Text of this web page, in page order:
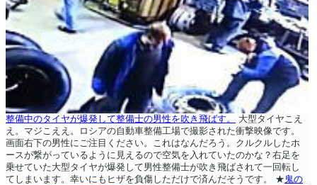
整備中のタイヤが爆発して整備士の男性を吹き飛ばす。
大型タイヤこえ
え。マジこええ。ロシアの自動車整備工場で撮影された衝撃映像です。
画面右下の男性にご注目ください。これはなんだろう。クルクルしたホ
ースが繋がっているように見えるので空気を入れていたのかな？右足を
乗せていた大型タイヤが爆発して男性整備士が吹き飛ばされて一回転し
てしまいます。幸いにもヒザを負傷しただけで済んだそうです。
★ 鬼の